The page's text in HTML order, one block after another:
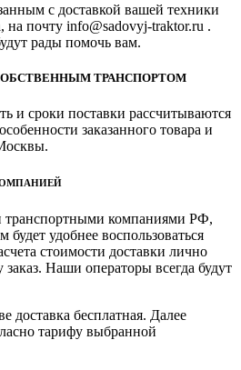
с доставкой вашей техники
на почту info@sadovyj-traktor.ru .
рады помочь вам.
ТРАНСПОРТОМ
и сроки поставки рассчитываются
заказанного товара и
компаниями РФ,
удобнее воспользоваться
стоимости доставки лично
Наши операторы всегда будут
доставка бесплатная. Далее
тарифу выбранной